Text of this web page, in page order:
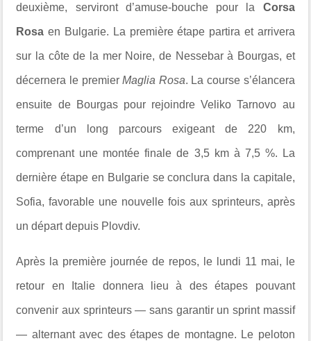
deuxième, serviront d’amuse-bouche pour la Corsa
Rosaen Bulgarie. La première étape partira et arrivera
sur la côte de la mer Noire, de Nessebar à Bourgas, et
décernera le premierMaglia Rosa. La course s’élancera
ensuite de Bourgas pour rejoindre Veliko Tarnovo au
terme d’un long parcours exigeant de 220 km,
comprenant une montée finale de 3,5 km à 7,5 %. La
dernière étape en Bulgarie se conclura dans la capitale,
Sofia, favorable une nouvelle fois aux sprinteurs, après
un départ depuis Plovdiv.
Après la première journée de repos, le lundi 11 mai, le
retour en Italie donnera lieu à des étapes pouvant
convenir aux sprinteurs — sans garantir un sprint massif
— alternant avec des étapes de montagne. Le peloton